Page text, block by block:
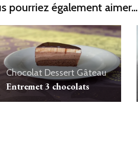
pourriez également aimer...
Chocolat Dessert Gâteau
Entremet 3 chocolats